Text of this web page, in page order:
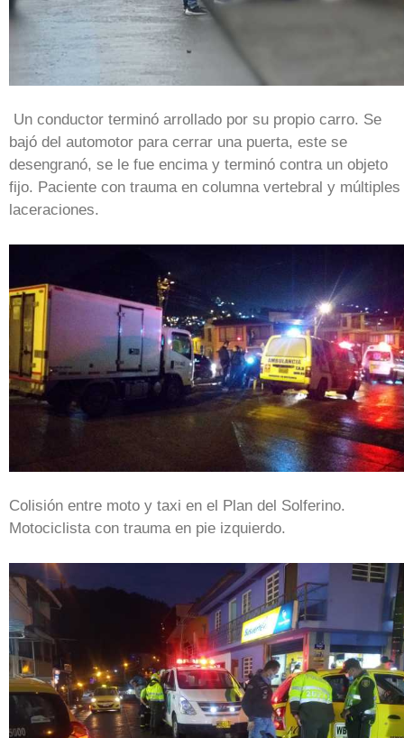
Un conductor terminó arrollado por su propio carro. Se
bajó del automotor para cerrar una puerta, este se
desengranó, se le fue encima y terminó contra un objeto
fijo. Paciente con trauma en columna vertebral y múltiples
laceraciones.
Colisión entre moto y taxi en el Plan del Solferino.
Motociclista con trauma en pie izquierdo.